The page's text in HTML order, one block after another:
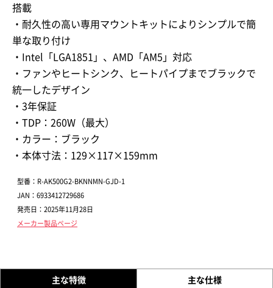
搭載
・耐久性の高い専用マウントキットによりシンプルで簡
単な取り付け
・Intel「LGA1851」、AMD「AM5」対応
・ファンやヒートシンク、ヒートパイプまでブラックで
統一したデザイン
・3年保証
・TDP：260W（最大）
・カラー：ブラック
・本体寸法：129×117×159mm
型番：R-AK500G2-BKNNMN-GJD-1
JAN：6933412729686
発売日：2025年11月28日
メーカー製品ページ
主な特徴 主な仕様